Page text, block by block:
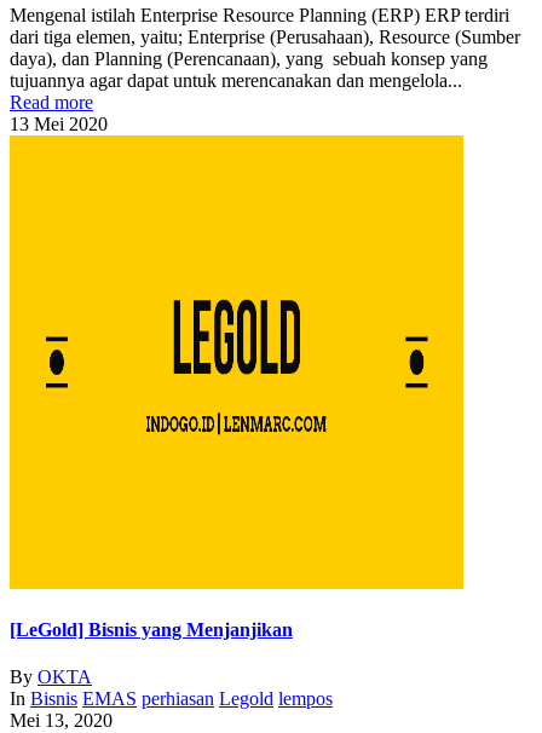
Mengenal istilah Enterprise Resource Planning (ERP) ERP terdiri
dari tiga elemen, yaitu; Enterprise (Perusahaan), Resource (Sumber
daya), dan Planning (Perencanaan), yang sebuah konsep yang
tujuannya agar dapat untuk merencanakan dan mengelola...
Read more
13 Mei 2020
[LeGold] Bisnis yang Menjanjikan
By OKTA
In Bisnis EMAS perhiasan Legold lempos
Mei 13, 2020